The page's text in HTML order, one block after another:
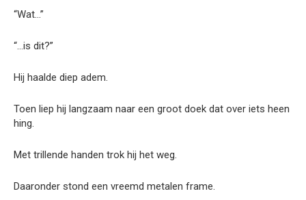
“Wat…”
“…is dit?”
Hij haalde diep adem.
Toen liep hij langzaam naar een groot doek dat over iets heen
hing.
Met trillende handen trok hij het weg.
Daaronder stond een vreemd metalen frame.